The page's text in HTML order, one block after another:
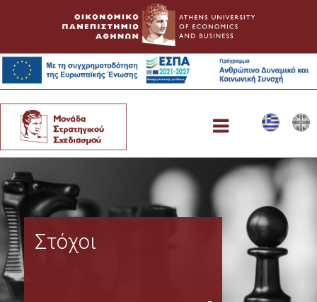
Μονάδα
Στόχοι